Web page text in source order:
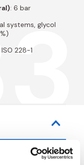
: 6 bar
systems, glycol
ISO 228-1